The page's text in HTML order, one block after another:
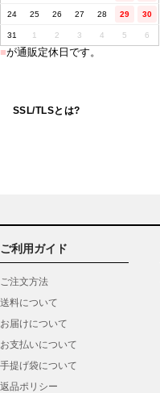
24 25 26 27 28 29 30
31 1 2 3 4 5 6
■が通販定休日です。
SSL/TLSとは?
ご利用ガイド
ご注文方法
送料について
お届けについて
お支払いについて
手提げ袋について
返品ポリシー